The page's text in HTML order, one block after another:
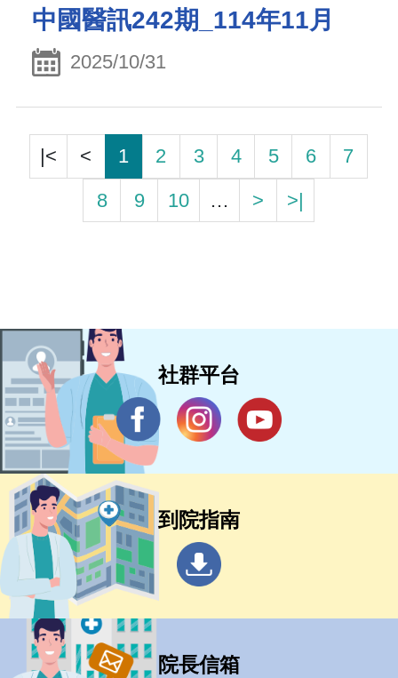
中國醫訊242期_114年11月
2025/10/31
|< < 1 2 3 4 5 6
7
8
9 10 … > >|
社群平台
到院指南
院長信箱